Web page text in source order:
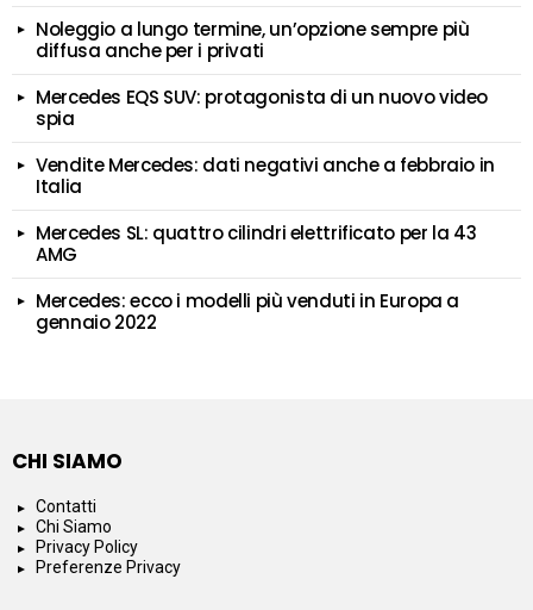
Noleggio a lungo termine, un’opzione sempre più
diffusa anche per i privati
Mercedes EQS SUV: protagonista di un nuovo video
spia
Vendite Mercedes: dati negativi anche a febbraio in
Italia
Mercedes SL: quattro cilindri elettrificato per la 43
AMG
Mercedes: ecco i modelli più venduti in Europa a
gennaio 2022
CHI SIAMO
Contatti
Chi Siamo
Privacy Policy
Preferenze Privacy